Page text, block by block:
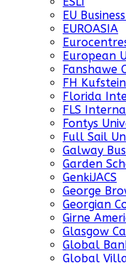
EU
EUROASIA
European
Fanshawe
FH Kufstein
Florida
FLS
Fontys
Full Sail
Galway
Garden
GenkiJACS
George
Georgian
Girne
Glasgow
Global
Global